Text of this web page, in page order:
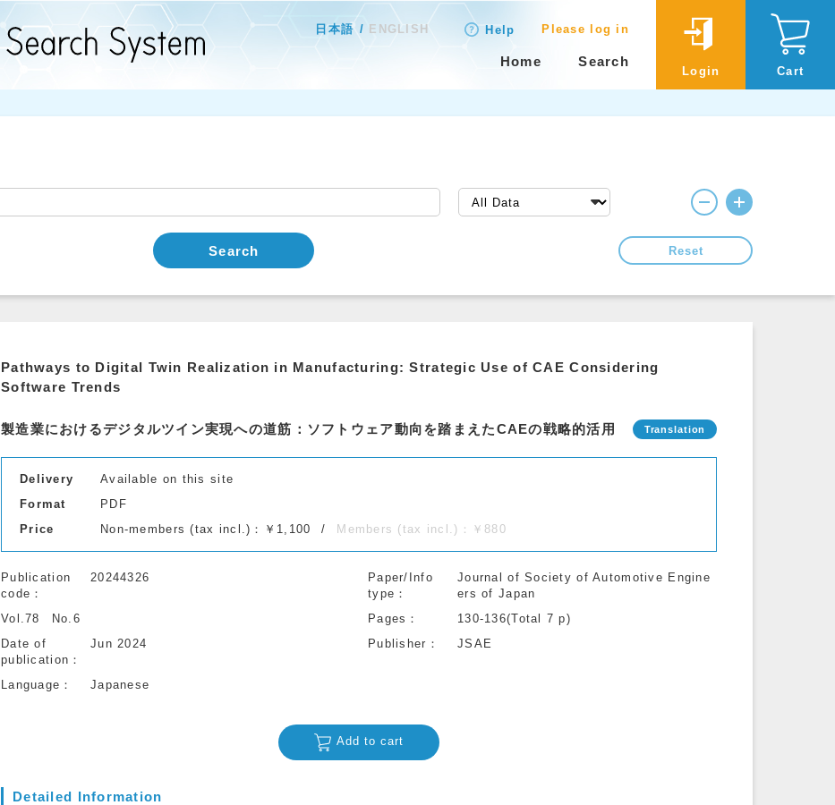
日本語 ENGLISH Help Please log in
Home Search
Login Cart
Search Reset
Pathways to Digital Twin Realization in Manufacturing: Strategic Use of CAE Considering
Software Trends
製造業におけるデジタルツイン実現への道筋：ソフトウェア動向を踏まえたCAEの戦略的活用
Delivery
Available on this site
Format
PDF
Price
Non-members (tax incl.)：￥1,100 Members (tax incl.)：￥880
Publication
code
20244326
Paper/Info
type
Journal of Society of Automotive Engine
ers of Japan
Vol.78
No.6 Pages
130-136(Total 7 p)
Date of
publication
Jun 2024 Publisher JSAE
Language Japanese
Add to cart
Detailed Information